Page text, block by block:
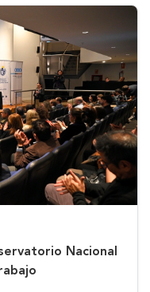
Nacional